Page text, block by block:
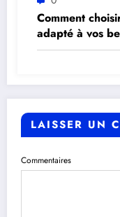
Comment
adapté à vos
LAISSER UN
Commentaires